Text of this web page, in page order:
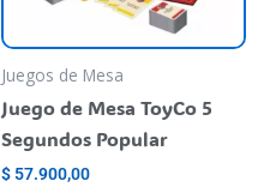
Juegos de Mesa
Juego de Mesa ToyCo 5
Segundos Popular
$ 57.900,00